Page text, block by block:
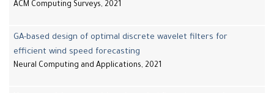
ACM Computing Surveys, 2021
GA-based design of optimal discrete wavelet filters for
efficient wind speed forecasting
Neural Computing and Applications, 2021